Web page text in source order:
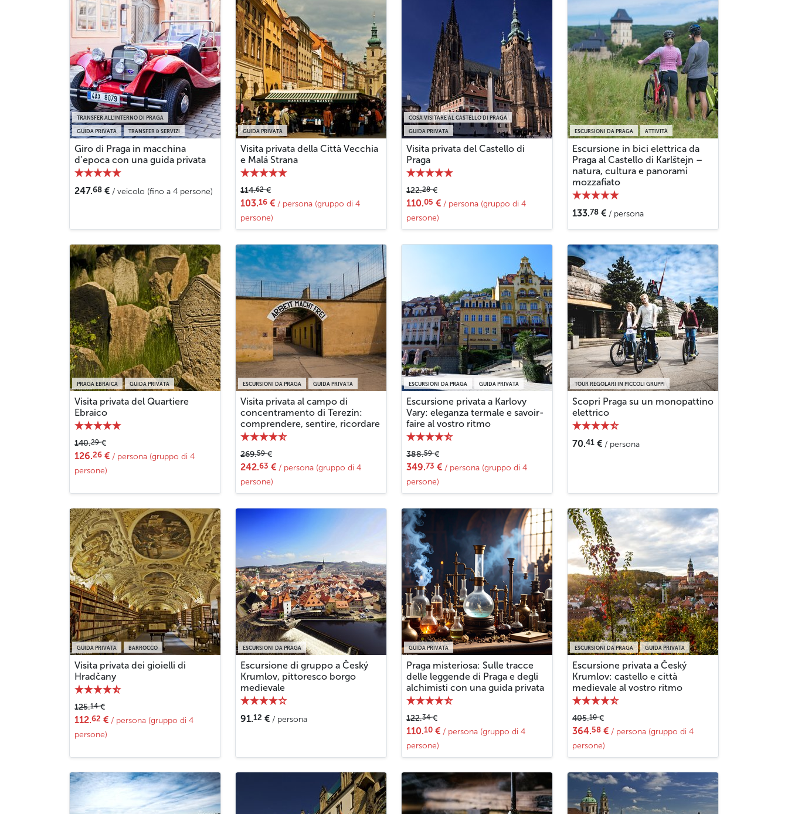
GUIDA PRIVATA TRANSFER & SERVIZI
TRANSFER ALL’INTERNO DI PRAGA
Giro di Praga in macchina
d’epoca con una guida privata
247.68 € / veicolo (fino a 4 persone)
GUIDA PRIVATA
Visita privata della Città Vecchia
e Malá Strana
114.62€
103.16 € / persona (gruppo di 4
persone)
GUIDA PRIVATA
COSA VISITARE AL CASTELLO DI PRAGA
Visita privata del Castello di
Praga
122.28€
110.05 € / persona (gruppo di 4
persone)
ESCURSIONI DA PRAGA ATTIVITÀ
Escursione in bici elettrica da
Praga al Castello di Karlštejn –
natura, cultura e panorami
mozzafiato
133.78 € / persona
PRAGA EBRAICA GUIDA PRIVATA
Visita privata del Quartiere
Ebraico
140.29€
126.26 € / persona (gruppo di 4
persone)
ESCURSIONI DA PRAGA GUIDA PRIVATA
Visita privata al campo di
concentramento di Terezín:
comprendere, sentire, ricordare
269.59€
242.63 € / persona (gruppo di 4
persone)
ESCURSIONI DA PRAGA GUIDA PRIVATA
Escursione privata a Karlovy
Vary: eleganza termale e savoir-
faire al vostro ritmo
388.59€
349.73 € / persona (gruppo di 4
persone)
TOUR REGOLARI IN PICCOLI GRUPPI
Scopri Praga su un monopattino
elettrico
70.41 € / persona
GUIDA PRIVATA BARROCCO
Visita privata dei gioielli di
Hradčany
125.14€
112.62 € / persona (gruppo di 4
persone)
ESCURSIONI DA PRAGA
Escursione di gruppo a Český
Krumlov, pittoresco borgo
medievale
91.12 € / persona
GUIDA PRIVATA
Praga misteriosa: Sulle tracce
delle leggende di Praga e degli
alchimisti con una guida privata
122.34€
110.10 € / persona (gruppo di 4
persone)
ESCURSIONI DA PRAGA GUIDA PRIVATA
Escursione privata a Český
Krumlov: castello e città
medievale al vostro ritmo
405.10€
364.58 € / persona (gruppo di 4
persone)